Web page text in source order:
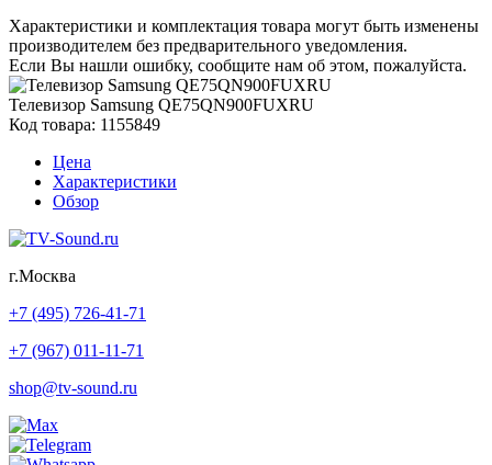
Характеристики и комплектация товара могут быть изменены
производителем без предварительного уведомления.
Если Вы нашли ошибку, сообщите нам об этом, пожалуйста.
Телевизор Samsung QE75QN900FUXRU
Код товара: 1155849
Цена
Характеристики
Обзор
г.Москва
+7 (495) 726-41-71
+7 (967) 011-11-71
shop@tv-sound.ru